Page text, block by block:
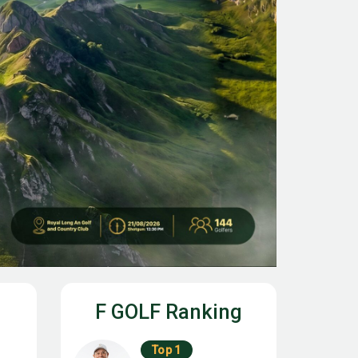
F GOLF Ranking
Top 1